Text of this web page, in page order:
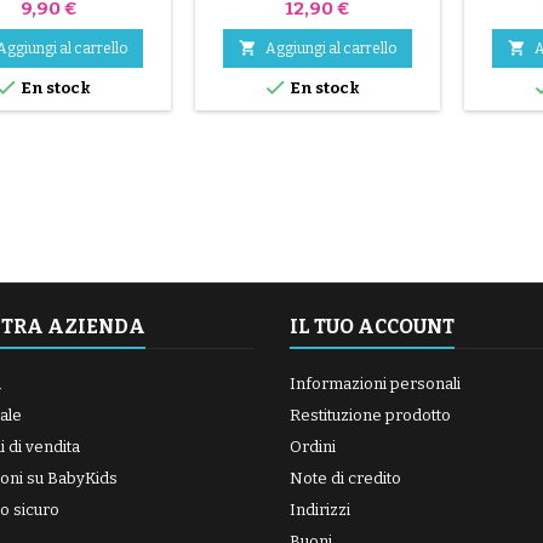
Prezzo
9,90 €
al carrello
En stock
Prezzo
12,90 €
 Aggiungi al carrello
 En stock

AZIENDA
di vendita
su BabyKids
sicuro
IL TUO ACCOUNT
Informazioni personali
Restituzione prodotto
Ordini
Note di credito
Indirizzi